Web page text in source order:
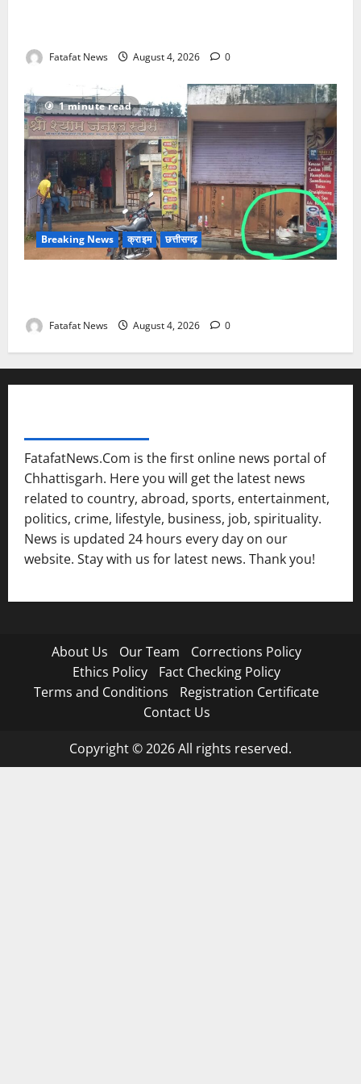
Fatafat News August 4, 2026 0
1 minute read
Breaking News क्राइम छत्तीसगढ़
Fatafat News August 4, 2026 0
FatafatNews.Com is the first online news portal of
Chhattisgarh. Here you will get the latest news
related to country, abroad, sports, entertainment,
politics, crime, lifestyle, business, job, spirituality.
News is updated 24 hours every day on our
website. Stay with us for latest news. Thank you!
About Us Our Team
Corrections Policy
Ethics Policy
Fact Checking Policy
Terms and Conditions
Registration Certificate
Contact Us
Copyright © 2026 All rights reserved.